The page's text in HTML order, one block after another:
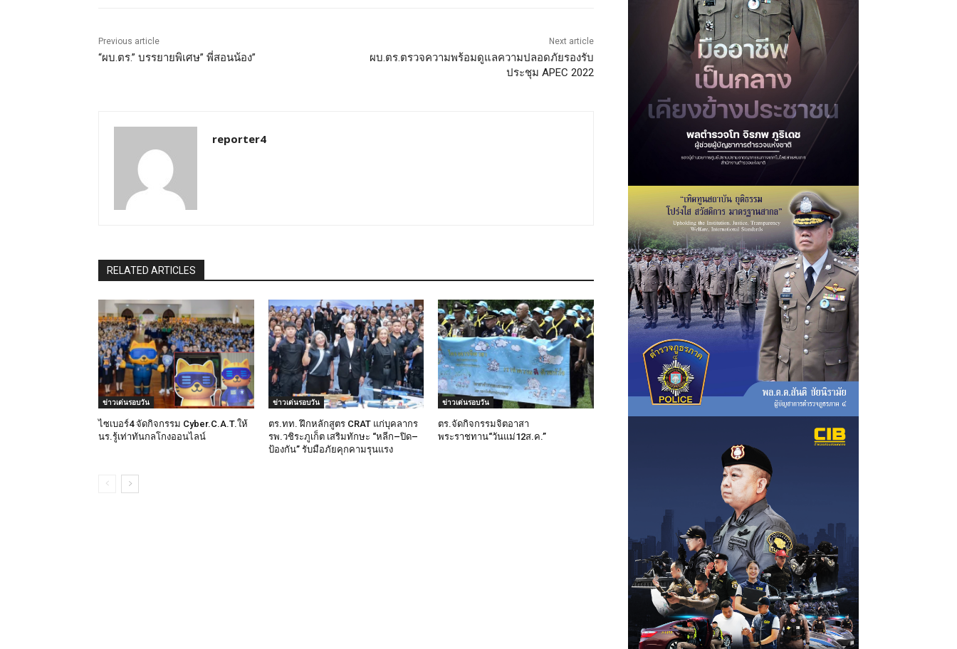
Previous article
“ผบ.ตร.” บรรยายพิเศษ” พี่สอนน้อง”
Next article
ผบ.ตร.ตรวจความพร้อมดูแลความปลอดภัยรองรับ
ประชุม APEC 2022
reporter4
RELATED ARTICLES
ข่าวเด่นรอบวัน
ไซเบอร์4 จัดกิจกรรม Cyber.C.A.T.ให้
นร.รู้เท่าทันกลโกงออนไลน์
ข่าวเด่นรอบวัน
ตร.ทท. ฝึกหลักสูตร CRAT แก่บุคลากร
รพ.วชิระภูเก็ต เสริมทักษะ “หลีก–ปิด–
ป้องกัน” รับมือภัยคุกคามรุนแรง
ข่าวเด่นรอบวัน
ตร.จัดกิจกรรมจิตอาสา
พระราชทาน“วันแม่12ส.ค.”